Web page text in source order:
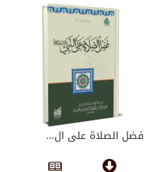
فضل الصلاة على ال...